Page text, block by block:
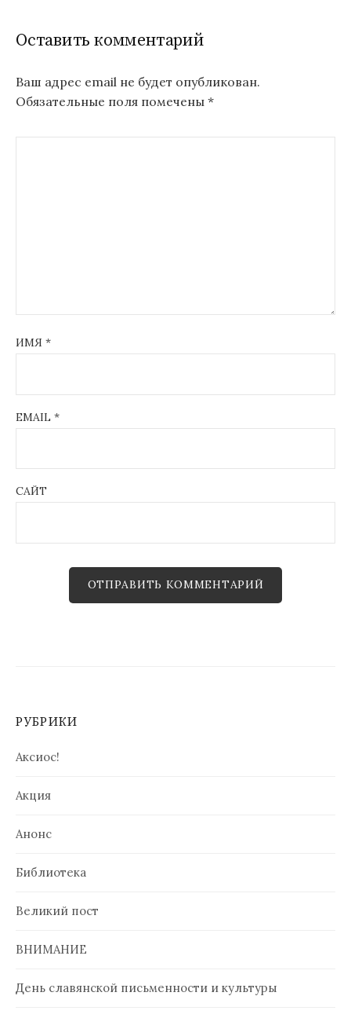
Оставить комментарий
Ваш адрес email не будет опубликован.
Обязательные поля помечены *
ИМЯ *
EMAIL *
САЙТ
РУБРИКИ
Аксиос!
Акция
Анонс
Библиотека
Великий пост
ВНИМАНИЕ
День славянской письменности и культуры